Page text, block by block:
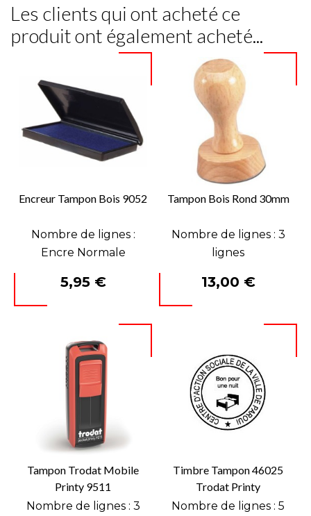
Les clients qui ont acheté ce
produit ont également acheté...
Encreur Tampon Bois 9052
Nombre de lignes :
Encre Normale
Prix
5,95 €
Tampon Bois Rond 30mm
Nombre de lignes : 3
lignes
Prix
13,00 €
Tampon Trodat Mobile
Printy 9511
Nombre de lignes : 3
Timbre Tampon 46025
Trodat Printy
Nombre de lignes : 5